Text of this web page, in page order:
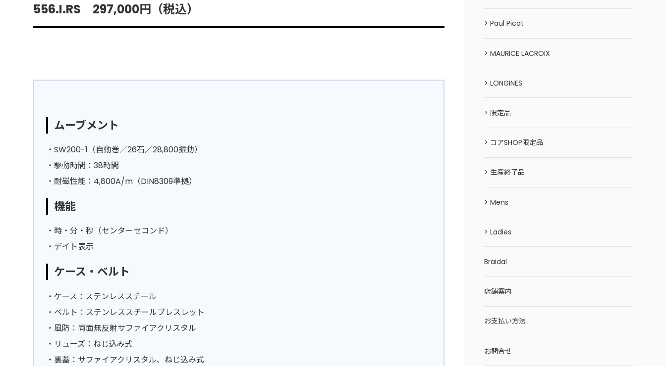
556.I.RS 297,000円（税込）
ムーブメント
・SW200-1（自動巻／26石／28,800振動）
・駆動時間：38時間
・耐磁性能：4,800A/m（DIN8309準拠）
機能
・時・分・秒（センターセコンド）
・デイト表示
ケース・ベルト
・ケース：ステンレススチール
・ベルト：ステンレススチールブレスレット
・風防：両面無反射サファイアクリスタル
・リューズ：ねじ込み式
・裏蓋：サファイアクリスタル、ねじ込み式
> Paul Picot
> MAURICE LACROIX
> LONGINES
> 限定品
> コアSHOP限定品
> 生産終了品
> Mens
> Ladies
Braidal
店舗案内
お支払い方法
お問合せ